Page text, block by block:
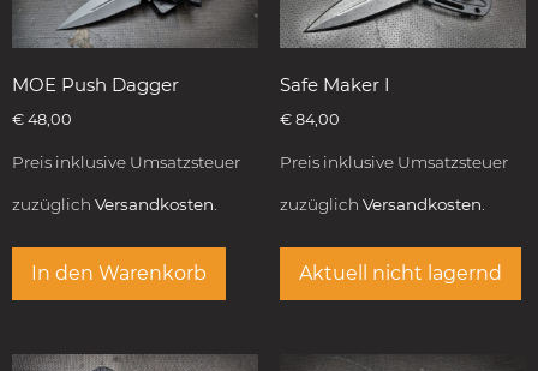
MOE Push Dagger
€ 48,00
Preis inklusive Umsatzsteuer
zuzüglich Versandkosten.
In den Warenkorb
Safe Maker I
€84,00
Preis inklusive Umsatzsteuer
zuzüglich Versandkosten.
Aktuell nicht lagernd